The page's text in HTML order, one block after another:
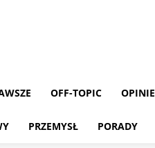
OFF-TOPIC OPINIE
PRZEMYSŁ PORADY